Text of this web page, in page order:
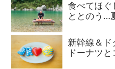
食べてほぐ
ととのう…
新幹線＆
ドーナツ